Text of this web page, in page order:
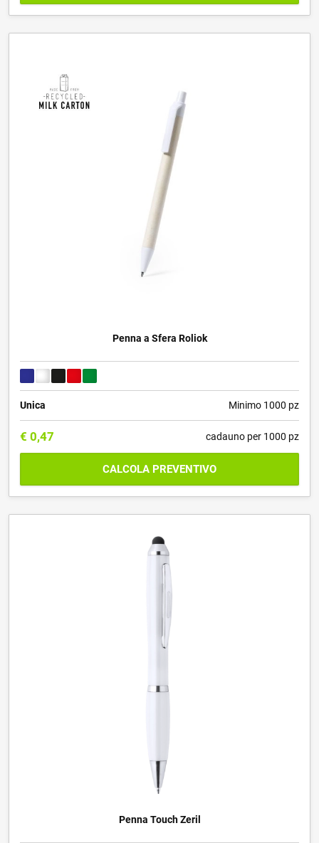
Penna a Sfera Roliok
Unica Minimo 1000 pz
€ 0,47 cadauno per 1000 pz
CALCOLA PREVENTIVO
Penna Touch Zeril